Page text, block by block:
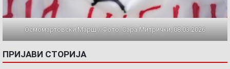
Осмомартовски Марш / Фото: Сара Митрички, 08.03.2026
ПРИЈАВИ СТОРИЈА